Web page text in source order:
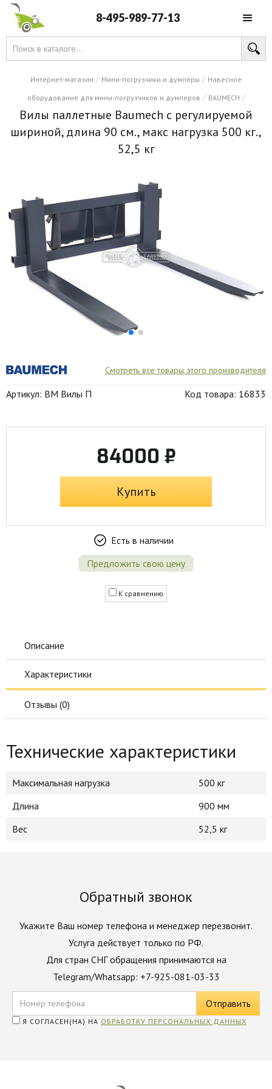
8-495-989-77-13
Интернет-магазин / Мини-погрузчики и думперы / Навесное
оборудование для мини-погрузчиков и думперов / BAUMECH /
Вилы паллетные Baumech с регулируемой
шириной, длина 90 см., макс нагрузка 500 кг.,
52,5 кг
Смотреть все товары этого производителя
Артикул: BM Вилы П Код товара: 16833
84000 ₽
Купить
Есть в наличии
Предложить свою цену
К сравнению
Описание
Характеристики
Отзывы (0)
Технические характеристики
Максимальная нагрузка
500 кг
Длина
900 мм
Вес
52,5 кг
Обратный звонок
Укажите Ваш номер телефона и менеджер перезвонит.
Услуга действует только по РФ.
Для стран СНГ обращения принимаются на
Telegram/Whatsapp: +7-925-081-03-33
Я СОГЛАСЕН(НА) НА ОБРАБОТКУ ПЕРСОНАЛЬНЫХ ДАННЫХ